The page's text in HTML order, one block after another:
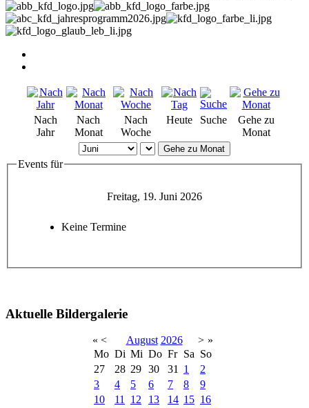
Nach
Jahr
Nach
Monat
Nach
Woche
Heute Suche
Gehe zu
Monat
Gehe zu Monat
Events für
Freitag, 19. Juni 2026
Keine Termine
Aktuelle Bildergalerie
« < August 2026 > »
Mo Di Mi Do Fr Sa So
27
28 29 30 31 1
2
3
4 5 6 7 8
9
10
11 12 13 14 15 16